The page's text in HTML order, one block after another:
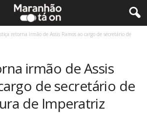
retorna irmão de Assis Ramos ao cargo de secretário de
irmão de Assis
de secretário de
de Imperatriz